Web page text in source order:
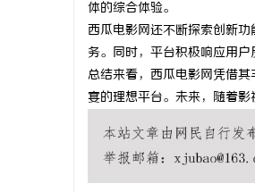
体的综合体验。
西瓜电影网还不断探索创新
务。同时，平台积极响应用户
总结来看，西瓜电影网凭借
宴的理想平台。未来，随着